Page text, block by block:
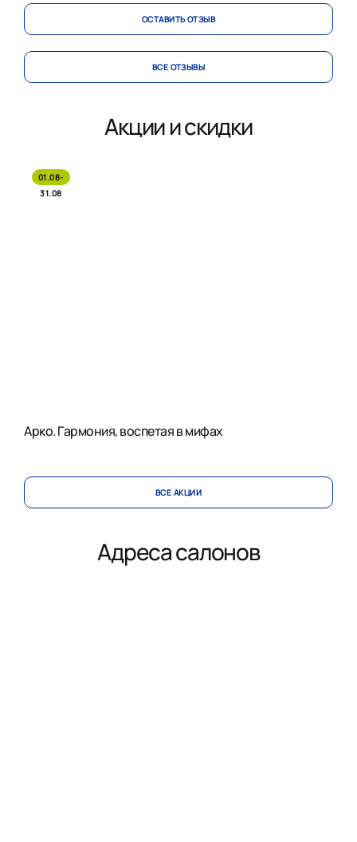
ОСТАВИТЬ ОТЗЫВ
ВСЕ ОТЗЫВЫ
Акции и скидки
01.08-
31.08
Арко. Гармония, воспетая в мифах
ВСЕ АКЦИИ
Адреса салонов